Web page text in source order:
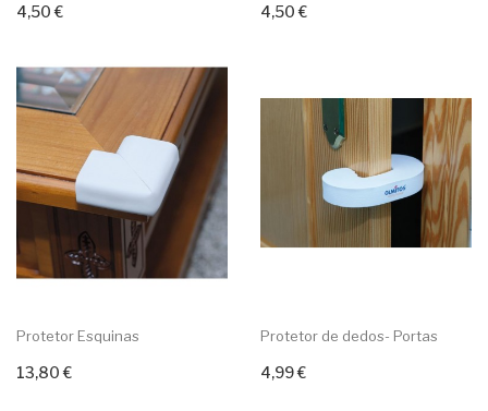
4,50 €Adicionar ao carrinho 4,50 €Adicionar ao carrinho
Protetor Esquinas
13,80 €Adicionar ao carrinho
Protetor de dedos- Portas
4,99 €Adicionar ao carrinho